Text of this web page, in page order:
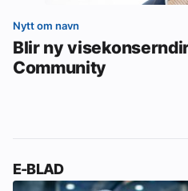
Nytt om navn
Blir ny
Community
E-BLAD